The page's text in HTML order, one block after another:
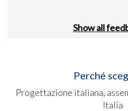
Show all
Perché
Progettazione italiana,
Italia